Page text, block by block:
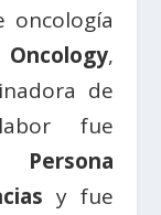
oncología
,
de
fue
Persona
y fue